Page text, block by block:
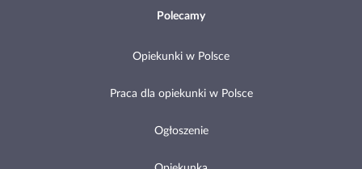
Polecamy
Opiekunki w Polsce
Praca dla opiekunki w Polsce
Ogłoszenie